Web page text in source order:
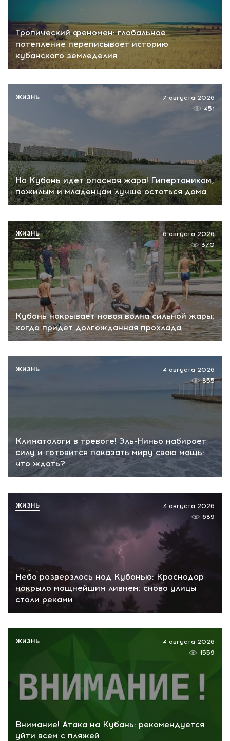
Тропический феномен: глобальное
потепление переписывает историю
кубанского земледелия
На Кубань идет опасная жара! Гипертоникам,
пожилым и младенцам лучше остаться дома
7 августа 2026
451
ЖИЗНЬ
Кубань накрывает новая волна сильной жары:
когда придет долгожданная прохлада
6 августа 2026
370
ЖИЗНЬ
Климатологи в тревоге! Эль-Ниньо набирает
силу и готовится показать миру свою мощь:
что ждать?
4 августа 2026
855
ЖИЗНЬ
Небо разверзлось над Кубанью: Краснодар
накрыло мощнейшим ливнем: снова улицы
стали реками
4 августа 2026
689
ЖИЗНЬ
Внимание! Атака на Кубань: рекомендуется
уйти всем с пляжей
4 августа 2026
1559
ЖИЗНЬ